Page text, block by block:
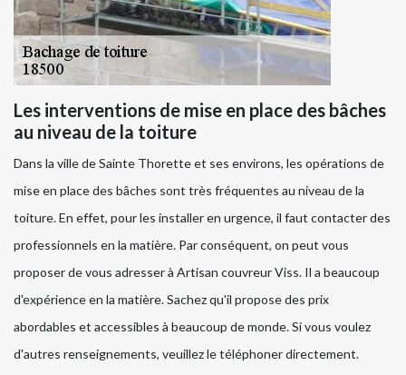
Les interventions de mise en place des bâches
au niveau de la toiture
Dans la ville de Sainte Thorette et ses environs, les opérations de
mise en place des bâches sont très fréquentes au niveau de la
toiture. En effet, pour les installer en urgence, il faut contacter des
professionnels en la matière. Par conséquent, on peut vous
proposer de vous adresser à Artisan couvreur Viss. Il a beaucoup
d'expérience en la matière. Sachez qu'il propose des prix
abordables et accessibles à beaucoup de monde. Si vous voulez
d'autres renseignements, veuillez le téléphoner directement.